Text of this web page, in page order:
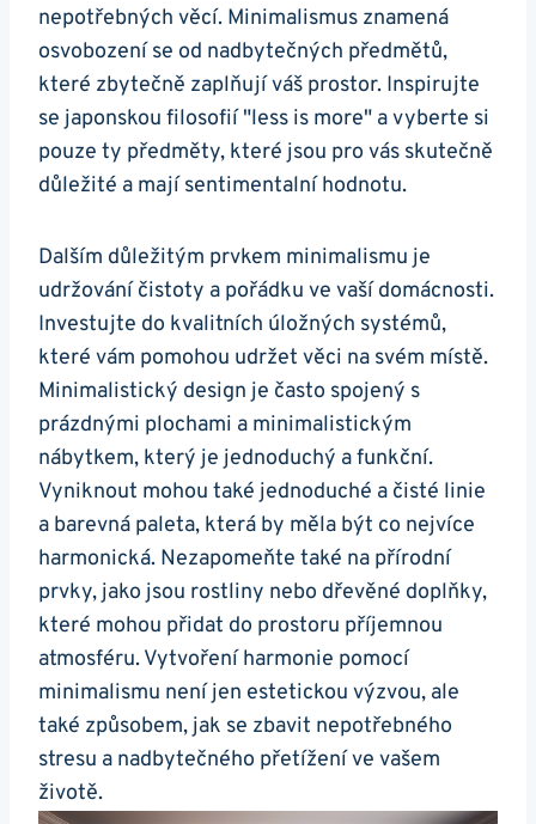
nepotřebných věcí. Minimalismus znamená
osvobození se od nadbytečných předmětů,
které zbytečně zaplňují váš prostor. Inspirujte
se japonskou filosofií "less is more" a vyberte si
pouze ty předměty, které jsou pro vás skutečně
důležité a mají sentimentalní hodnotu.
Dalším důležitým prvkem minimalismu je
udržování čistoty a pořádku ve vaší domácnosti.
Investujte do kvalitních úložných systémů,
které vám pomohou udržet věci na svém místě.
Minimalistický design je často spojený s
prázdnými plochami a minimalistickým
nábytkem, který je jednoduchý a funkční.
Vyniknout mohou také jednoduché a čisté linie
a barevná paleta, která by měla být co nejvíce
harmonická. Nezapomeňte také na přírodní
prvky, jako jsou rostliny nebo dřevěné doplňky,
které mohou přidat do prostoru příjemnou
atmosféru. Vytvoření harmonie pomocí
minimalismu není jen estetickou výzvou, ale
také způsobem, jak se zbavit nepotřebného
stresu a nadbytečného přetížení ve vašem
životě.